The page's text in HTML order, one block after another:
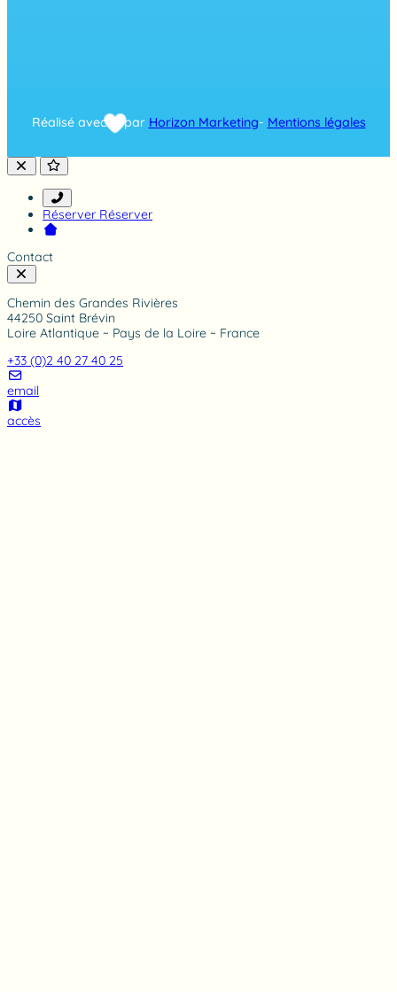
Réalisé avec par Horizon Marketing- Mentions légales
Réserver Réserver
Contact
Chemin des Grandes Rivières
44250 Saint Brévin
Loire Atlantique ~ Pays de la Loire ~ France
+33 (0)2 40 27 40 25
email
accès